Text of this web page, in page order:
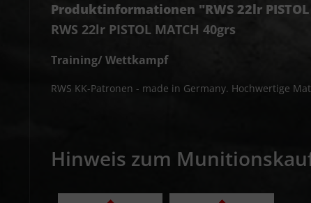
Produktinformationen "RWS 22lr
RWS 22lr PISTOL MATCH 40grs
Training/ Wettkampf
RWS KK-Patronen - made in Germany. Hochwertige
Hinweis zum